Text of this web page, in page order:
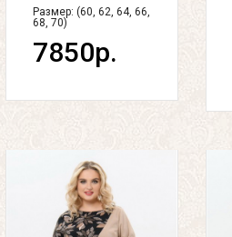
Размер: (60, 62, 64, 66,
68, 70)
7850р.